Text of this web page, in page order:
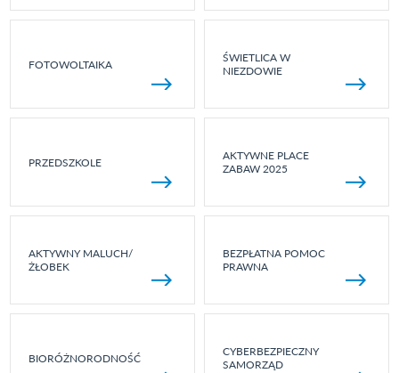
FOTOWOLTAIKA
ŚWIETLICA W
NIEZDOWIE
PRZEDSZKOLE
AKTYWNE PLACE
ZABAW 2025
AKTYWNY MALUCH/
ŻŁOBEK
BEZPŁATNA POMOC
PRAWNA
BIORÓŻNORODNOŚĆ
CYBERBEZPIECZNY
SAMORZĄD